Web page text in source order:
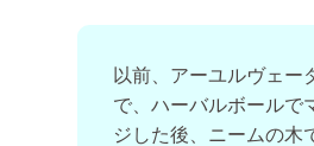
以前、アーユルヴェー
で、ハーバルボールで
ジした後、ニームの木